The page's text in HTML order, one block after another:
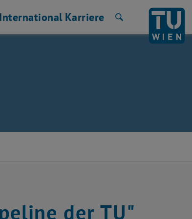
International Karriere
der TU"